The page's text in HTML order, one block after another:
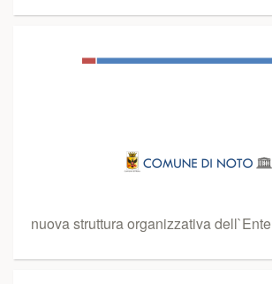
nuova struttura organizzativa dell`Ente